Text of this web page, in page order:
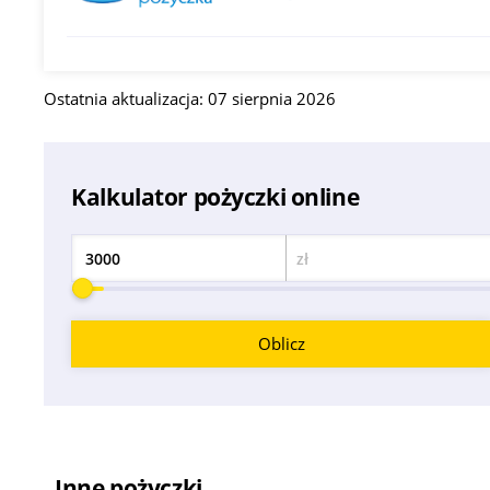
Ostatnia aktualizacja: 07 sierpnia 2026
Kalkulator pożyczki online
Kwota zł
Oblicz